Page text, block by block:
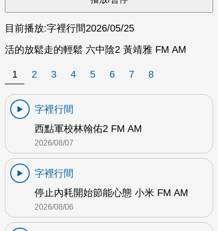
目前播放:字裡行間2026/05/25
活的放鬆走的輕鬆 六中陰2 黃靖雅 FM AM
1 2 3 4 5 6 7 8
字裡行間
西點軍校林翰佑2 FM AM
2026/08/07
字裡行間
停止內耗開始節能心態 小米 FM AM
2026/08/06